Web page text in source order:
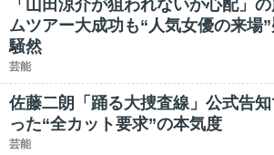
「山田涼介が狙われないか心配」
ムツアー大成功も“人気女優の来場
騒然
芸能
佐藤二朗「踊る大捜査線」公式告
った“全カット要求”の本気度
芸能